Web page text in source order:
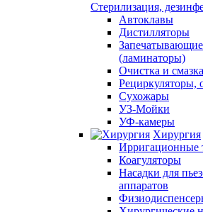
Стерилизация,
Автоклавы
Дистилляторы
Запечатывающие
(ламинаторы)
Очистка и
Рециркуляторы,
Сухожары
УЗ-Мойки
УФ-камеры
Хирургия
Ирригационные
Коагуляторы
Насадки для
аппаратов